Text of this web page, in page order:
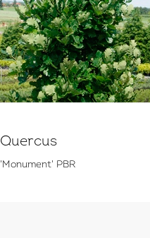
Quercus
'Monument' PBR